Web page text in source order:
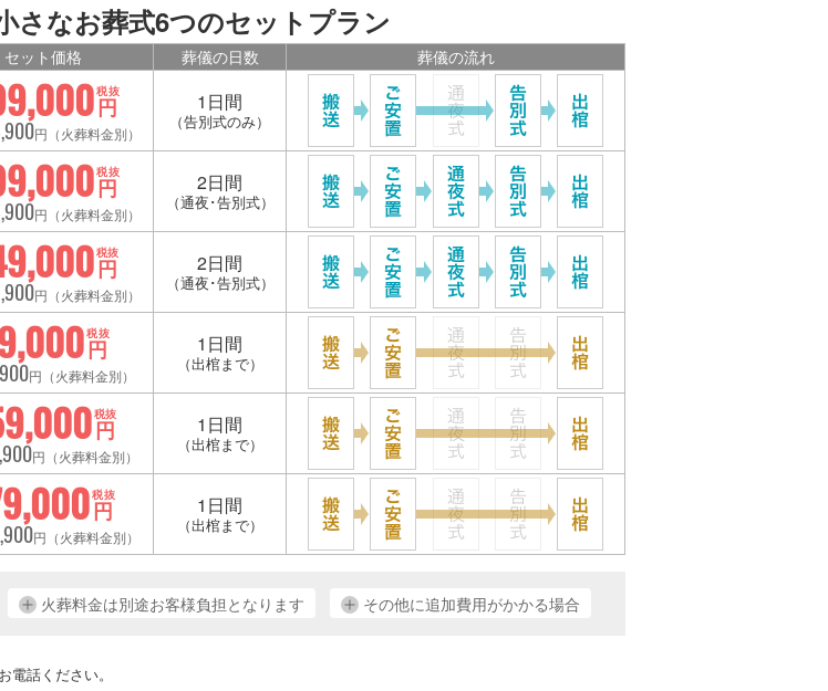
さなお葬式6つのセットプラン
セット価格 葬儀の日数 葬儀の流れ
円
税抜
円（火葬料金別）
1日間
（告別式のみ）
円
税抜
円（火葬料金別）
2日間
（通夜･告別式）
円
税抜
円（火葬料金別）
2日間
（通夜･告別式）
円
税抜
円（火葬料金別）
1日間
（出棺まで）
円
税抜
円（火葬料金別）
1日間
（出棺まで）
円
税抜
円（火葬料金別）
1日間
（出棺まで）
火葬料金は別途お客様負担となります その他に追加費用がかかる場合
話ください。